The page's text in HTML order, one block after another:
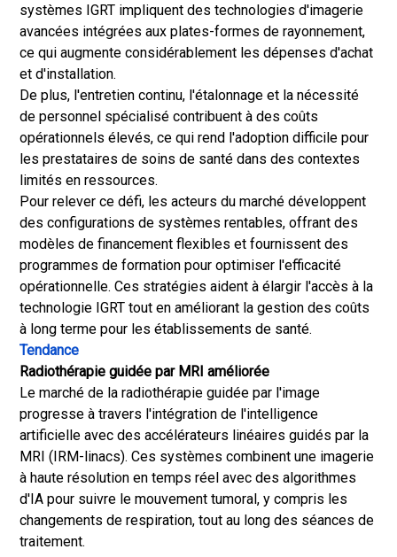
systèmes IGRT impliquent des technologies d'imagerie
avancées intégrées aux plates-formes de rayonnement,
ce qui augmente considérablement les dépenses d'achat
et d'installation.
De plus, l'entretien continu, l'étalonnage et la nécessité
de personnel spécialisé contribuent à des coûts
opérationnels élevés, ce qui rend l'adoption difficile pour
les prestataires de soins de santé dans des contextes
limités en ressources.
Pour relever ce défi, les acteurs du marché développent
des configurations de systèmes rentables, offrant des
modèles de financement flexibles et fournissent des
programmes de formation pour optimiser l'efficacité
opérationnelle. Ces stratégies aident à élargir l'accès à la
technologie IGRT tout en améliorant la gestion des coûts
à long terme pour les établissements de santé.
Tendance
Radiothérapie guidée par MRI améliorée
Le marché de la radiothérapie guidée par l'image
progresse à travers l'intégration de l'intelligence
artificielle avec des accélérateurs linéaires guidés par la
MRI (IRM-linacs). Ces systèmes combinent une imagerie
à haute résolution en temps réel avec des algorithmes
d'IA pour suivre le mouvement tumoral, y compris les
changements de respiration, tout au long des séances de
traitement.